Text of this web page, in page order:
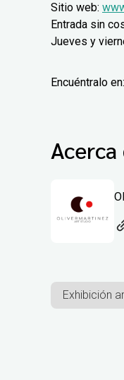
Sitio web:
Entrada sin
Jueves y
Encuéntralo
Exhibición